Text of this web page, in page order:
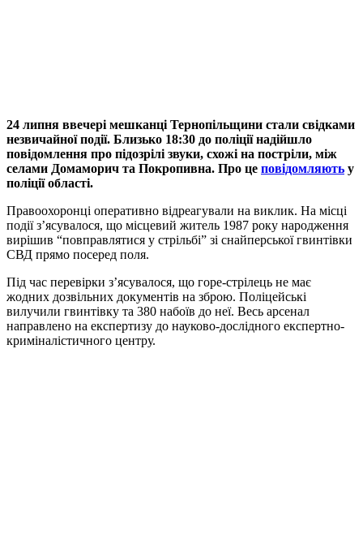
24 липня ввечері мешканці Тернопільщини стали свідками
незвичайної події. Близько 18:30 до поліції надійшло
повідомлення про підозрілі звуки, схожі на постріли, між
селами Домаморич та Покропивна. Про це повідомляють у
поліції області.
Правоохоронці оперативно відреагували на виклик. На місці
події з’ясувалося, що місцевий житель 1987 року народження
вирішив “повправлятися у стрільбі” зі снайперської гвинтівки
СВД прямо посеред поля.
Під час перевірки з’ясувалося, що горе-стрілець не має
жодних дозвільних документів на зброю. Поліцейські
вилучили гвинтівку та 380 набоїв до неї. Весь арсенал
направлено на експертизу до науково-дослідного експертно-
криміналістичного центру.